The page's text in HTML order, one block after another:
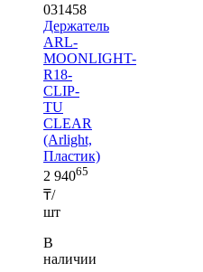
031458
Держатель
ARL-
MOONLIGHT-
R18-
CLIP-
TU
CLEAR
(Arlight,
Пластик)
2 94065
₸/
шт
В
наличии